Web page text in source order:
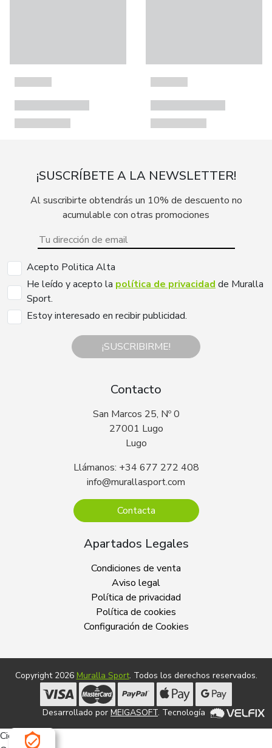
¡SUSCRÍBETE A LA NEWSLETTER!
Al suscribirte obtendrás un 10% de descuento no
acumulable con otras promociones
Acepto Politica Alta
He leído y acepto la política de privacidad de Muralla
Sport.
Estoy interesado en recibir publicidad.
¡SUSCRIBIRME!
Contacto
San Marcos 25, Nº 0
27001 Lugo
Lugo
Llámanos: +34 677 272 408
info@murallasport.com
Contacta
Apartados Legales
Condiciones de venta
Aviso legal
Política de privacidad
Política de cookies
Configuración de Cookies
Copyright 2026 Muralla Sport. Todos los derechos reservados.
Desarrollado por MEIGASOFT. Tecnología
Cierra